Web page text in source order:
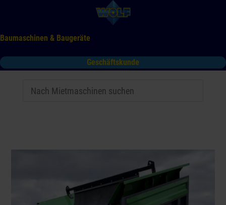
Baumaschinen & Baugeräte
Geschäftskunde